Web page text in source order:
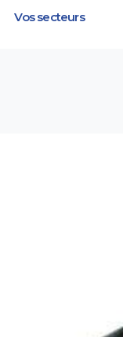
Vos secteurs